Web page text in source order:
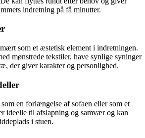
indretning på få minutter.
som et æstetisk element i indretningen.
mønstrede tekstiler, have synlige syninger
der giver karakter og personlighed.
en forlængelse af sofaen eller som et
ideelle til afslapning og samvær og kan
i stuen.